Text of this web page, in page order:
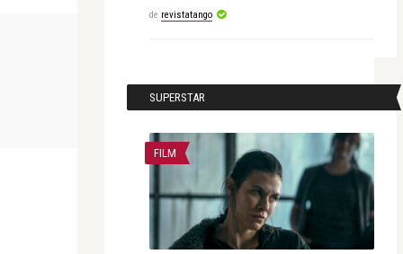
Alice Năstase Buciuta
Paulo Ferreira: O voce nu este doar un
Alice Năstase
Alexandra
de revistatango
SUPERSTAR
FILM